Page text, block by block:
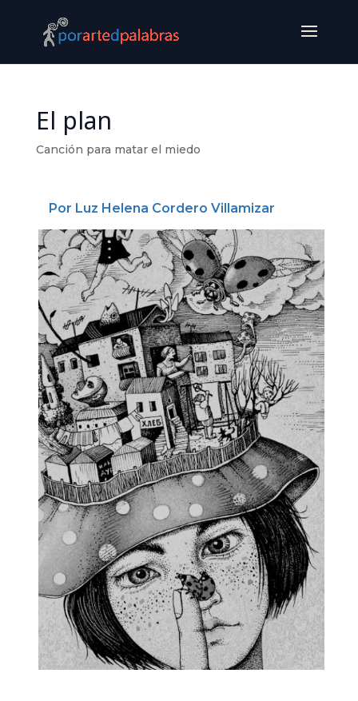
El plan
Canción para matar el miedo
Por Luz Helena Cordero Villamizar